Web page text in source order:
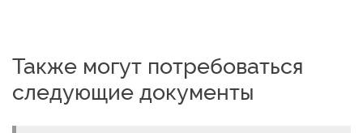
Также могут потребоваться
следующие документы